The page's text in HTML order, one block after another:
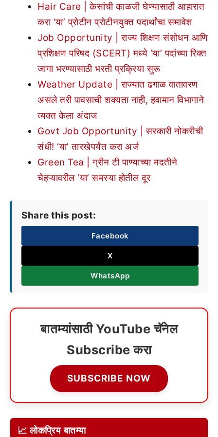
Hair Care | केसांची काळजी घेण्यासाठी आहारात
करा ‘या’ प्रोटीन प्रोटीनयुक्त पदार्थांचा समावेश
Job Opportunity | राज्य शिक्षण संशोधन आणि
प्रशिक्षण परिषद (SCERT) मध्ये ‘या’ पदांच्या रिक्त
जागा भरण्यासाठी भरती प्रक्रिया सुरू
Weather Update | राज्यात ढगाळ वातावरण
असले तरी पावसाची शक्यता नाही, हवामान विभागाने
व्यक्त केला अंदाज
Govt Job Opportunity | सरकारी नोकरीची
संधी! ‘या’ तारखेपर्यंत करा अर्ज
Green Tea | ग्रीन टी पाण्याच्या मदतीने
चेहऱ्यावरील ‘या’ समस्या होतील दूर
Share this post:
Facebook
X
WhatsApp
बातम्यांसाठी YouTube चॅनेल
Subscribe करा
SUBSCRIBE NOW
📈 लोकप्रिय बातम्या